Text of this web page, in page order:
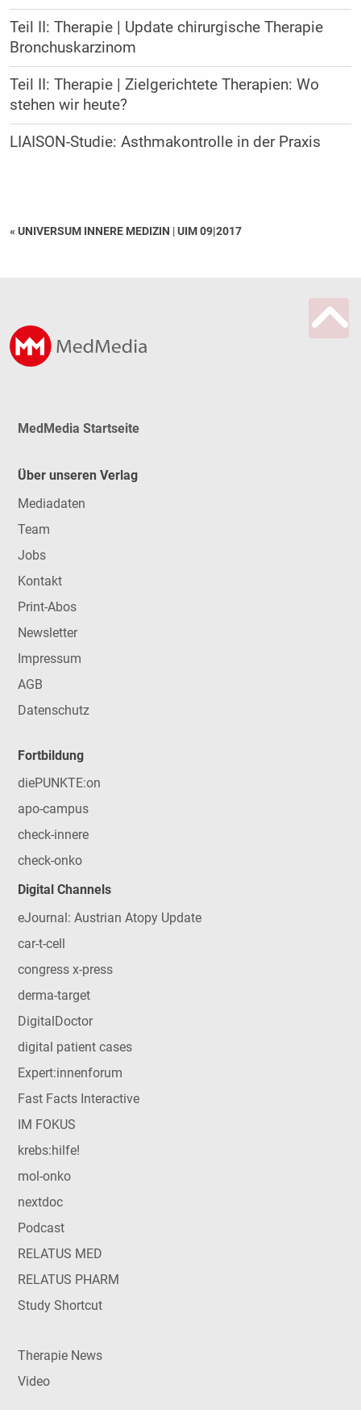
Teil II: Therapie | Update chirurgische Therapie
Bronchuskarzinom
Teil II: Therapie | Zielgerichtete Therapien: Wo
stehen wir heute?
LIAISON-Studie: Asthmakontrolle in der Praxis
« UNIVERSUM INNERE MEDIZIN |UIM 09|2017
MedMedia Startseite
Über unseren Verlag
Mediadaten
Team
Jobs
Kontakt
Print-Abos
Newsletter
Impressum
AGB
Datenschutz
Fortbildung
diePUNKTE:on
apo-campus
check-innere
check-onko
Digital Channels
eJournal: Austrian Atopy Update
car-t-cell
congress x-press
derma-target
DigitalDoctor
digital patient cases
Expert:innenforum
Fast Facts Interactive
IM FOKUS
krebs:hilfe!
mol-onko
nextdoc
Podcast
RELATUS MED
RELATUS PHARM
Study Shortcut
Therapie News
Video